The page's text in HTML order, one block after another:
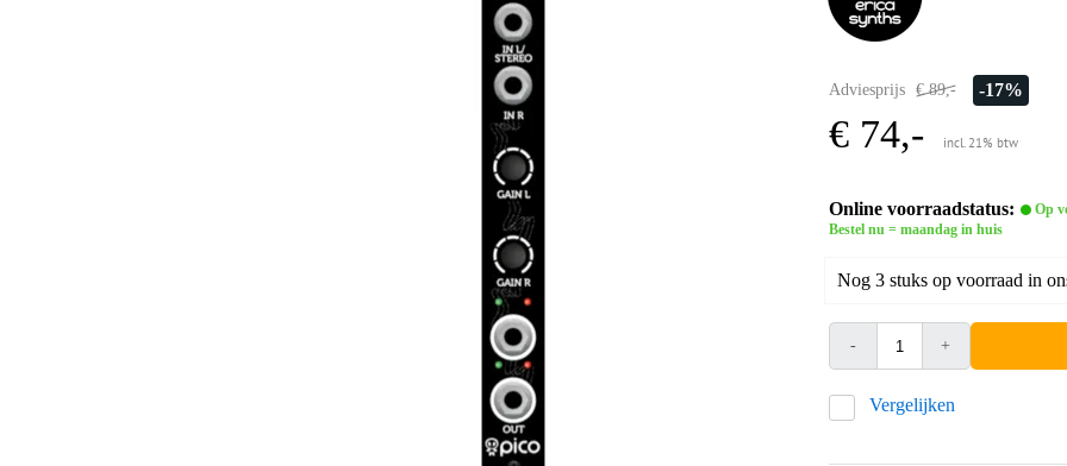
Adviesprijs € 89,- -17%
€ 74,- incl. 21% btw
Online voorraadstatus:
Op
Bestel nu = maandag in huis
Nog 3 stuks op voorraad in
- +
Vergelijken